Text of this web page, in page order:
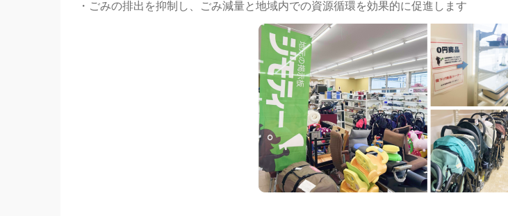
・ごみの排出を抑制し、ごみ減量と地域内での資源循環を効果的に促進します